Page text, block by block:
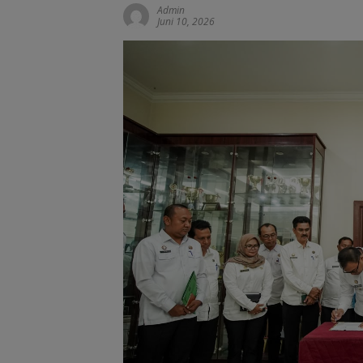
Admin
Juni 10, 2026